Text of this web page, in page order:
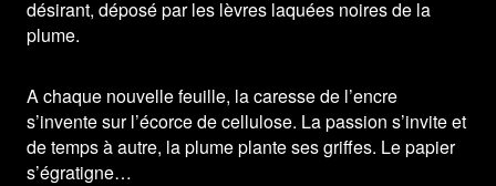
désirant, déposé par les lèvres laquées noires de la
plume.
A chaque nouvelle feuille, la caresse de l’encre
s’invente sur l’écorce de cellulose. La passion s’invite et
de temps à autre, la plume plante ses griffes. Le papier
s’égratigne…